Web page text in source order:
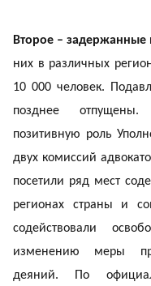
Второе – задержанные
них в различных
10 000 человек.
позднее
позитивную роль
двух комиссий
посетили ряд мест
регионах страны и
содействовали
изменению меры
деяний. По